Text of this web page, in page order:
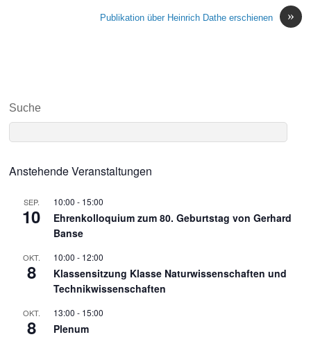
»
Publikation über Heinrich Dathe erschienen
Suche
Anstehende Veranstaltungen
SEP.
10
10:00 - 15:00
Ehrenkolloquium zum 80. Geburtstag von Gerhard
Banse
OKT.
8
10:00 - 12:00
Klassensitzung Klasse Naturwissenschaften und
Technikwissenschaften
OKT.
8
13:00 - 15:00
Plenum